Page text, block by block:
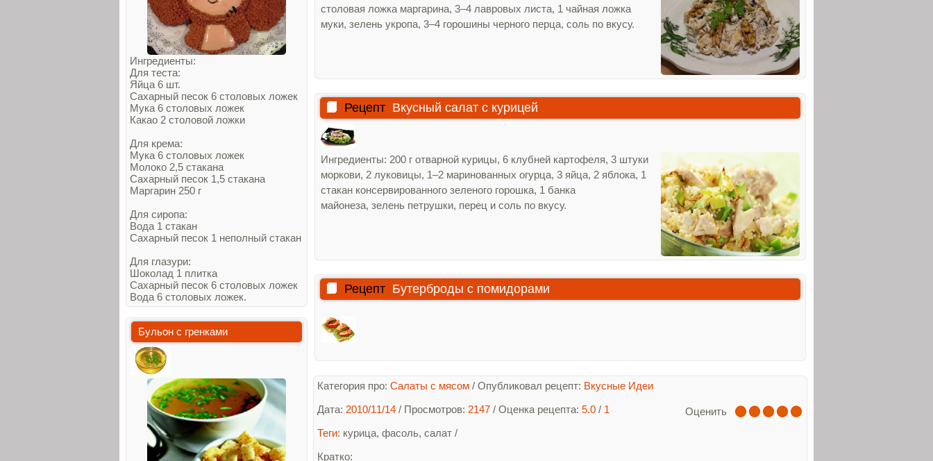
столовая ложка маргарина, 3–4 лавровых листа, 1 чайная ложка
муки, зелень укропа, 3–4 горошины черного перца, соль по вкусу.
Рецепт Вкусный салат с курицей
Ингредиенты: 200 г отварной курицы, 6 клубней картофеля, 3 штуки
моркови, 2 луковицы, 1–2 маринованных огурца, 3 яйца, 2 яблока, 1
стакан консервированного зеленого горошка, 1 банка
майонеза, зелень петрушки, перец и соль по вкусу.
Рецепт Бутерброды с помидорами
Категория про: Салаты с мясом / Опубликовал рецепт: Вкусные Идеи
Дата: 2010/11/14 / Просмотров: 2147 / Оценка рецепта: 5.0 / 1
Оценить
Теги: курица, фасоль, салат /
Кратко:
Ингредиенты:
Для теста:
Яйца 6 шт.
Сахарный песок 6 столовых ложек
Мука 6 столовых ложек
Какао 2 столовой ложки
Для крема:
Мука 6 столовых ложек
Молоко 2,5 стакана
Сахарный песок 1,5 стакана
Маргарин 250 г
Для сиропа:
Вода 1 стакан
Сахарный песок 1 неполный стакан
Для глазури:
Шоколад 1 плитка
Сахарный песок 6 столовых ложек
Вода 6 столовых ложек.
Бульон с гренками